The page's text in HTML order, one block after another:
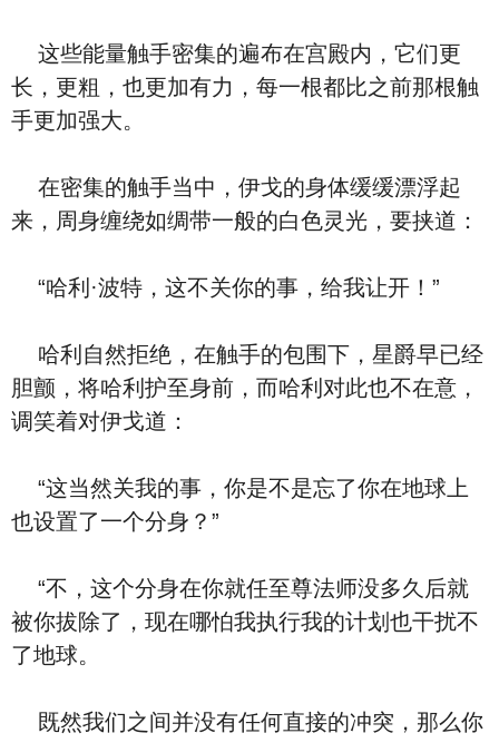
这些能量触手密集的遍布在宫殿内，它们更
长，更粗，也更加有力，每一根都比之前那根触
手更加强大。
在密集的触手当中，伊戈的身体缓缓漂浮起
来，周身缠绕如绸带一般的白色灵光，要挟道：
“哈利·波特，这不关你的事，给我让开！”
哈利自然拒绝，在触手的包围下，星爵早已经
胆颤，将哈利护至身前，而哈利对此也不在意，
调笑着对伊戈道：
“这当然关我的事，你是不是忘了你在地球上
也设置了一个分身？”
“不，这个分身在你就任至尊法师没多久后就
被你拔除了，现在哪怕我执行我的计划也干扰不
了地球。
既然我们之间并没有任何直接的冲突，那么你